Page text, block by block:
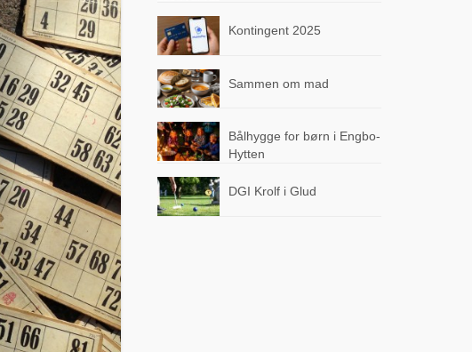
Kontingent 2025
Sammen om mad
Bålhygge for børn i Engbo-
Hytten
DGI Krolf i Glud